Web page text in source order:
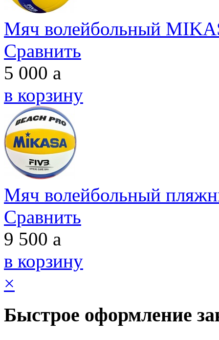
Мяч волейбольный
Сравнить
5 000 a
в корзину
Мяч волейбольный
Сравнить
9 500 a
в корзину
×
Быстрое оформление